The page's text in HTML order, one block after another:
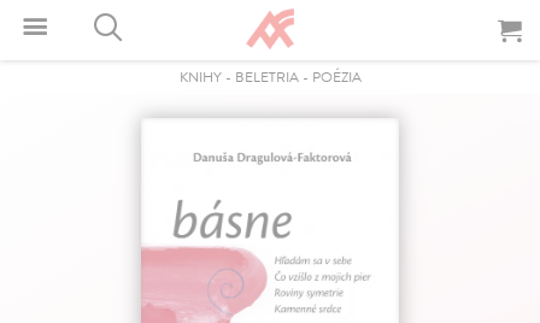
KNIHY- BELETRIA- POÉZIA